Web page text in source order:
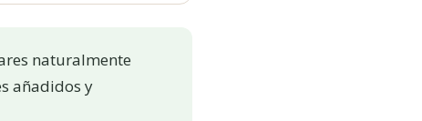
naturalmente
añadidos y